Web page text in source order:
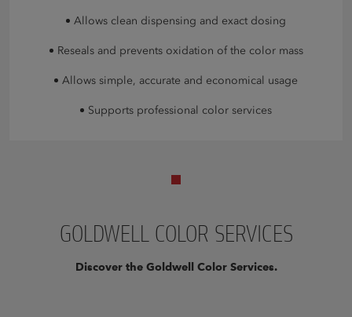
Allows clean dispensing and exact dosing
Reseals and prevents oxidation of the color mass
Allows simple, accurate and economical usage
Supports professional color services
GOLDWELL COLOR SERVICES
Discover the Goldwell Color Services.